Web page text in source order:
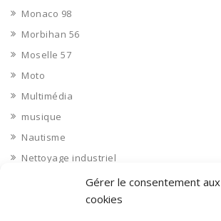
Gérer le consentement aux
cookies
Monaco 98
Morbihan 56
Moselle 57
Moto
Multimédia
musique
Nautisme
Nettoyage industriel